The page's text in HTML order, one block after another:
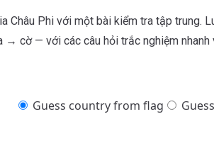
Châu Phi với một bài kiểm tra tập trung.
cờ — với các câu hỏi trắc nghiệm nhanh
Guess country from flag